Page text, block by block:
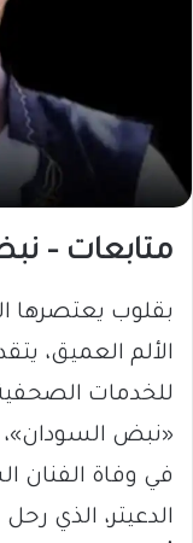
متابعات –
بقلوب يعتصرها
الألم العميق،
للخدمات الصحفية
«نبض
في وفاة الفنان
الدعيتر، الذي رحل